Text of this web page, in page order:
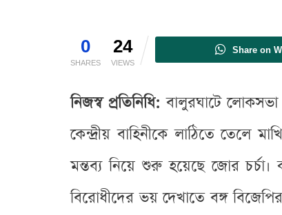
0
SHARES
24
VIEWS
Share on
নিজস্ব প্রতিনিধি: বালুরঘাটে
কেন্দ্রীয় বাহিনীকে লাঠিতে তেলে
মন্তব্য নিয়ে শুরু হয়েছে জোর চর্চা।
বিরোধীদের ভয় দেখাতে বঙ্গ